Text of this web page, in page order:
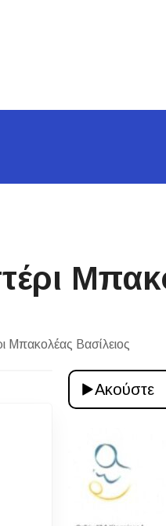
Μπακολέας Βασίλειος
Ακούστε